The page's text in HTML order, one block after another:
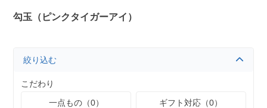
勾玉（ピンクタイガーアイ）
絞り込む
こだわり
一点もの（0）
ギフト対応（0）